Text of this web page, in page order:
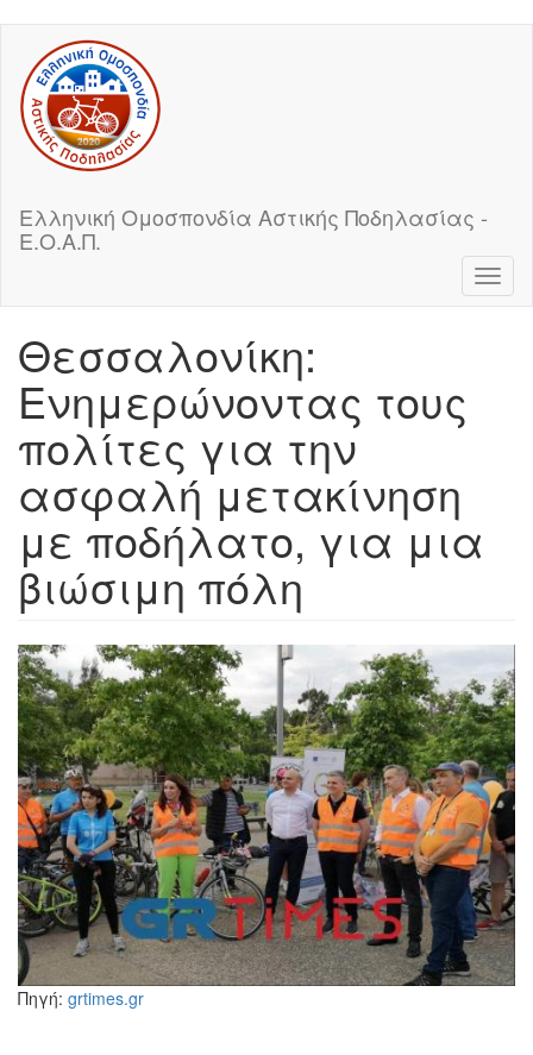
main
content
Ελληνική Ομοσπονδία Αστικής Ποδηλασίας -
Ε.Ο.Α.Π.
Θεσσαλονίκη:
Ενημερώνοντας τους
πολίτες για την
ασφαλή μετακίνηση
με ποδήλατο, για μια
βιώσιμη πόλη
Πηγή: grtimes.gr